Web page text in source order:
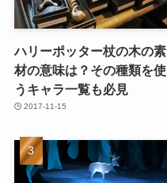
ハリーポッター杖の木の素
材の意味は？その種類を使
うキャラ一覧も必見
2017-11-15